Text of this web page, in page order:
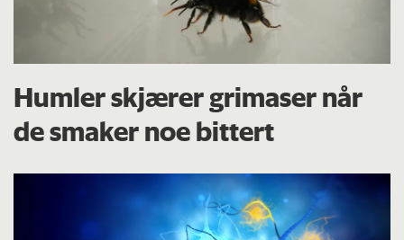
Humler skjærer grimaser når
de smaker noe bittert